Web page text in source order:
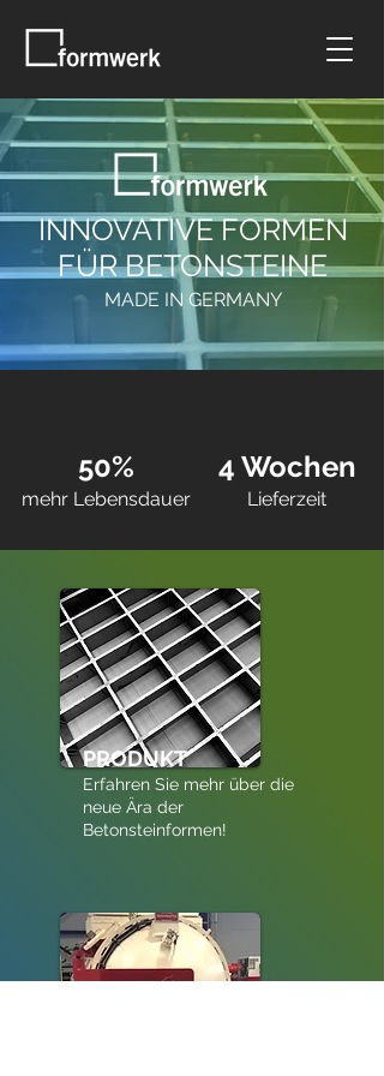
INNOVATIVE FORMEN
FÜR BETONSTEINE
MADE IN GERMANY
50%
mehr Lebensdauer
4 Wochen
Lieferzeit
PRODUKT
Erfahren Sie mehr über die
neue Ära der
Betonsteinformen!